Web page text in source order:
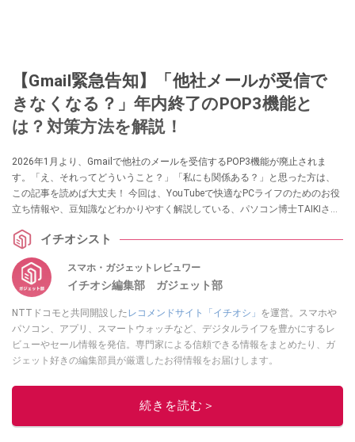
【Gmail緊急告知】「他社メールが受信で
きなくなる？」年内終了のPOP3機能と
は？対策方法を解説！
2026年1月より、Gmailで他社のメールを受信するPOP3機能が廃止されま
す。「え、それってどういうこと？」「私にも関係ある？」と思った方は、
この記事を読めば大丈夫！ 今回は、YouTubeで快適なPCライフのためのお役
立ち情報や、豆知識などわかりやすく解説している、パソコン博士TAIKIさん
してみてください。
イチオシスト
スマホ・ガジェットレビュワー
イチオシ編集部 ガジェット部
NTTドコモと共同開設した レコメンドサイト「イチオシ」 を運営。スマホや
パソコン、アプリ、スマートウォッチなど、デジタルライフを豊かにするレ
ビューやセール情報を発信。専門家による信頼できる情報をまとめたり、ガ
ジェット好きの編集部員が厳選したお得情報をお届けします。
このイチオシストの他の記事を読む
続きを読む＞